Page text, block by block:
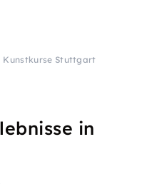
Kunstkurse Stuttgart
in